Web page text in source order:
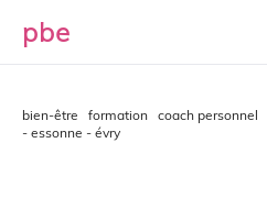
pbe
bien-être formation coach personnel
- essonne - évry